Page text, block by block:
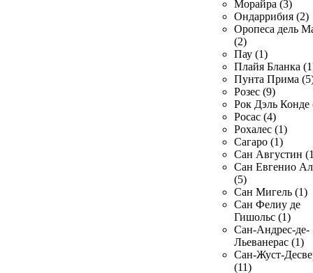
Морайра (3)
Ондаррибия (2)
Оропеса дель
(2)
Пау (1)
Плайя Бланка
Пунта Прима
Розес (9)
Рок Дэль Конде
Росас (4)
Рохалес (1)
Сагаро (1)
Сан Августин
Сан Евгенио
(5)
Сан Мигель (1)
Сан Фелиу де
Гишольс (1)
Сан-Андрес-де-
Льеванерас (1)
Сан-Жуст-
(11)